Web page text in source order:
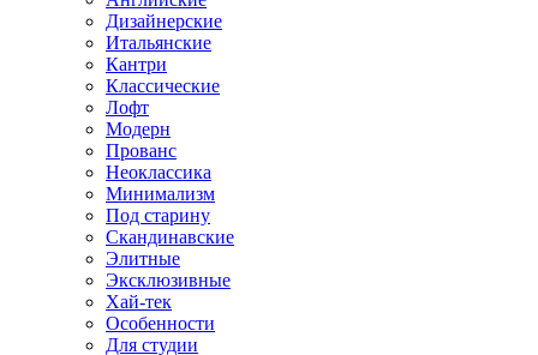
Дизайнерские
Итальянские
Кантри
Классические
Лофт
Модерн
Прованс
Неоклассика
Минимализм
Под старину
Скандинавские
Элитные
Эксклюзивные
Хай-тек
Особенности
Для студии